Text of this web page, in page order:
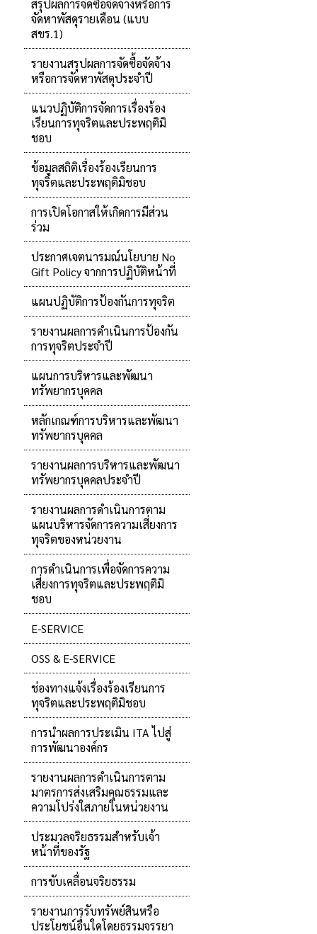
สรุปผลการจัดซื้อจัดจ้างหรือการ
จัดหาพัสดุรายเดือน (แบบ
สขร.1)
รายงานสรุปผลการจัดซื้อจัดจ้าง
หรือการจัดหาพัสดุประจำปี
แนวปฏิบัติการจัดการเรื่องร้อง
เรียนการทุจริตและประพฤติมิ
ชอบ
ข้อมูลสถิติเรื่องร้องเรียนการ
ทุจริตและประพฤติมิชอบ
การเปิดโอกาสให้เกิดการมีส่วน
ร่วม
ประกาศเจตนารมณ์นโยบาย No
Gift Policy จากการปฏิบัติหน้าที่
แผนปฏิบัติการป้องกันการทุจริต
รายงานผลการดำเนินการป้องกัน
การทุจริตประจำปี
แผนการบริหารและพัฒนา
ทรัพยากรบุคคล
หลักเกณฑ์การบริหารและพัฒนา
ทรัพยากรบุคคล
รายงานผลการบริหารและพัฒนา
ทรัพยากรบุคคลประจำปี
รายงานผลการดำเนินการตาม
แผนบริหารจัดการความเสี่ยงการ
ทุจริตของหน่วยงาน
การดำเนินการเพื่อจัดการความ
เสี่ยงการทุจริตและประพฤติมิ
ชอบ
E-SERVICE
OSS & E-SERVICE
ช่องทางแจ้งเรื่องร้องเรียนการ
ทุจริตและประพฤติมิชอบ
การนำผลการประเมิน ITA ไปสู่
การพัฒนาองค์กร
รายงานผลการดำเนินการตาม
มาตรการส่งเสริมคุณธรรมและ
ความโปร่งใสภายในหน่วยงาน
ประมวลจริยธรรมสำหรับเจ้า
หน้าที่ของรัฐ
การขับเคลื่อนจริยธรรม
รายงานการรับทรัพย์สินหรือ
ประโยชน์อื่นใดโดยธรรมจรรยา